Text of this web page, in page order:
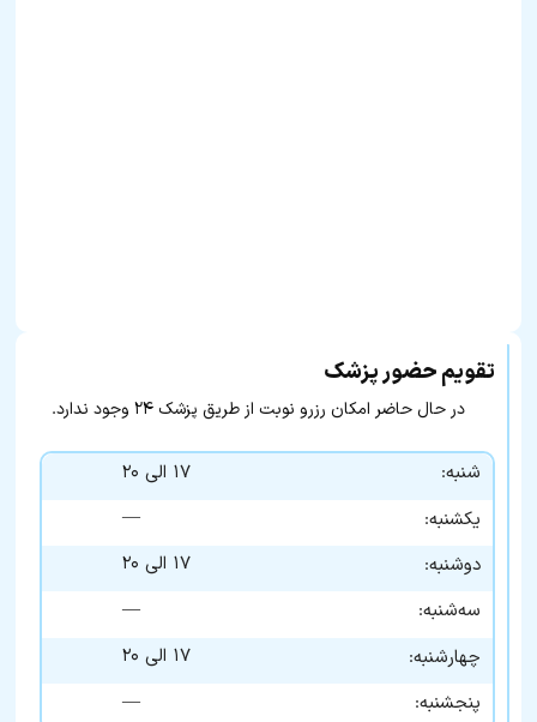
تقویم حضور پزشک
در حال حاضر امکان رزرو نوبت از طریق پزشک ۲۴ وجود ندارد.
شنبه:
۱۷ الی ۲۰
یکشنبه:
—
دوشنبه:
۱۷ الی ۲۰
سه‌شنبه:
—
چهارشنبه:
۱۷ الی ۲۰
پنجشنبه:
—